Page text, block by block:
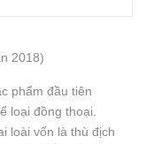
2018)
phẩm đầu tiên
loại đồng thoại.
loài vốn là thù địch